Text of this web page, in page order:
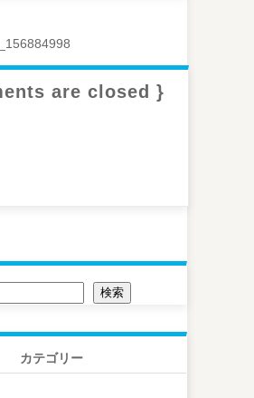
are closed }
検索
カテゴリー